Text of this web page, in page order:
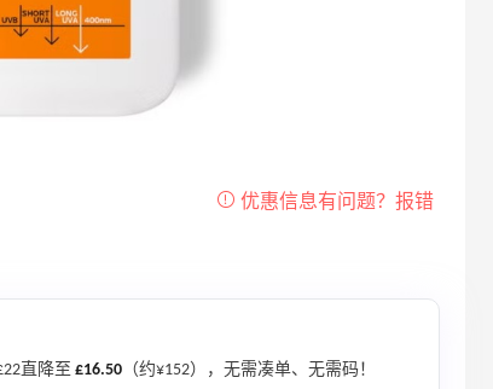
直降至£16.50 （约¥152），无需凑单、无需码！